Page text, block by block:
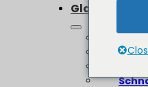
Glasflaschen